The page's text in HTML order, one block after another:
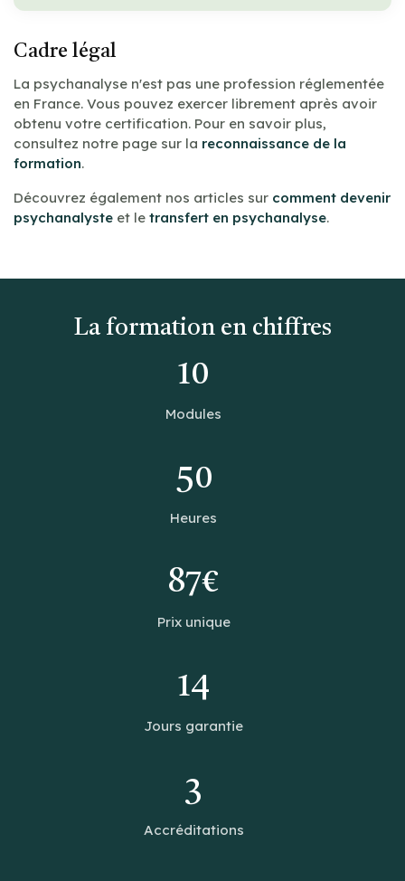
Cadre légal
La psychanalyse n'est pas une profession réglementée
en France. Vous pouvez exercer librement après avoir
obtenu votre certification. Pour en savoir plus,
consultez notre page sur la reconnaissance de la
formation.
Découvrez également nos articles sur comment devenir
psychanalyste et le transfert en psychanalyse.
La formation en chiffres
10
Modules
50
Heures
87€
Prix unique
14
Jours garantie
3
Accréditations